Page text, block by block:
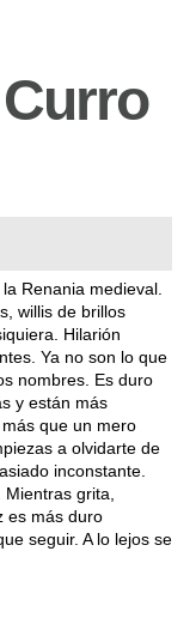
Renania medieval.
willis de brillos
Hilarión
Ya no son lo que
nombres. Es duro
y están más
que un mero
a olvidarte de
inconstante.
grita,
es más duro
seguir. A lo lejos se